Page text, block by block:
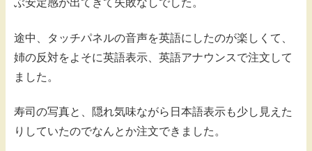
ぶ安定感が出てきて失敗なしでした。
途中、タッチパネルの音声を英語にしたのが楽しくて、
姉の反対をよそに英語表示、英語アナウンスで注文して
ました。
寿司の写真と、隠れ気味ながら日本語表示も少し見えた
りしていたのでなんとか注文できました。